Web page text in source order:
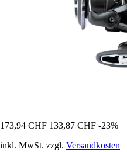
173,94 CHF 133,87 CHF -23%
inkl. MwSt. zzgl. Versandkosten